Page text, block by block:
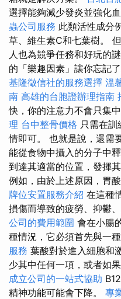
選擇能夠減少發炎並強化
蟲公司服務 此類活性成分
草、維生素C和七葉樹。
人也為競爭任務和好玩的
的「樂趣因素」讓你忘記
基隆徵信社的服務選擇 溫
南 高雄的台胞證辦理指南
快，你的注意力不會只集
理 台中整骨價格 只需在
情即可。 也就是說，還需
能從食物中攝入的分子中
到達其適當的位置，發揮
例如，由於上述原因，胃
牌位安置服務介紹 在這種
損傷而導致的疲勞、抑鬱
公司的費用範圍 會在小腸
種情況，它必須首先與一
服務 葉酸對於進入細胞和
少其中任何一項，或者如
成立公司的一站式協助
精神功能可能會下降。 專